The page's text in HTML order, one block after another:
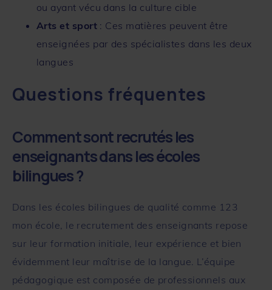
ou ayant vécu dans la culture cible
Arts et sport: Ces matières peuvent être
enseignées par des spécialistes dans les deux
langues
Questions fréquentes
Comment sont recrutés les
enseignants dans les écoles
bilingues ?
Dans les écoles bilingues de qualité comme 123
mon école , le recrutement des enseignants repose
sur leur formation initiale, leur expérience et bien
évidemment leur maîtrise de la langue. L’équipe
pédagogique est composée de professionnels aux